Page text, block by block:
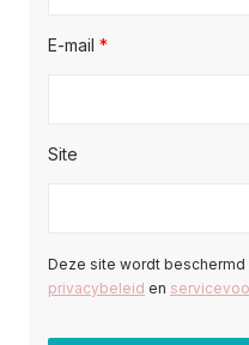
E-mail *
Site
Deze site wordt beschermd
privacybeleid en